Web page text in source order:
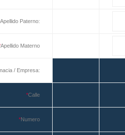
Apellido Paterno:
Apellido Materno
/ Empresa:
*Calle
*Numero